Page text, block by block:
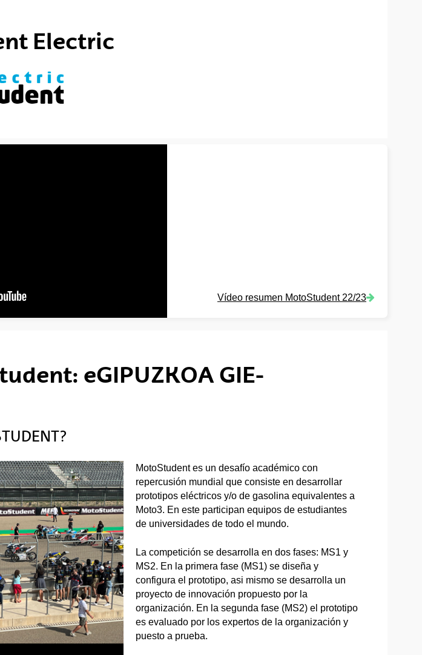
Electric
Vídeo resumen MotoStudent 22/23
eGIPUZKOA GIE-
MotoStudent es un desafío académico con
repercusión mundial que consiste en desarrollar
prototipos eléctricos y/o de gasolina equivalentes a
Moto3. En este participan equipos de estudiantes
de universidades de todo el mundo.
La competición se desarrolla en dos fases: MS1 y
MS2. En la primera fase (MS1) se diseña y
configura el prototipo, asi mismo se desarrolla un
proyecto de innovación propuesto por la
organización. En la segunda fase (MS2) el prototipo
es evaluado por los expertos de la organización y
puesto a prueba.